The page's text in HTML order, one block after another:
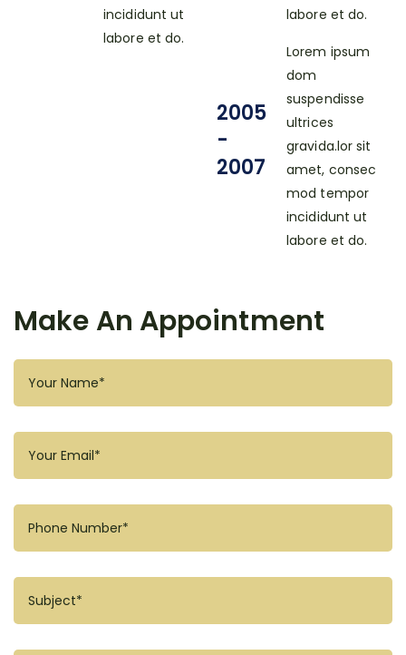
incididunt ut
labore et do.
labore et do.
2005
-
2007
Lorem ipsum
dom
suspendisse
ultrices
gravida.lor sit
amet, consec
mod tempor
incididunt ut
labore et do.
Make An Appointment